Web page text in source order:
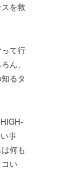
を救
て行
ん、
るタ
事
何も
い